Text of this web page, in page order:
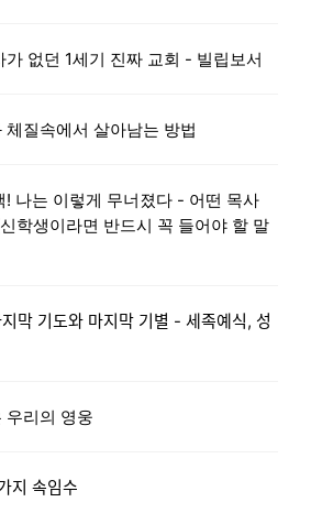
가 없던 1세기 진짜 교회 - 빌립보서
체질속에서 살아남는 방법
! 나는 이렇게 무너졌다 - 어떤 목사
학생이라면 반드시 꼭 들어야 할 말
기도와 마지막 기별 - 세족예식, 성
우리의 영웅
속임수